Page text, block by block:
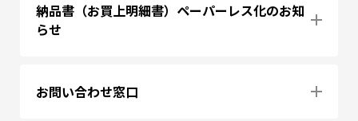
納品書（お買上明細書）ペーパーレス化のお知
らせ
お問い合わせ窓口